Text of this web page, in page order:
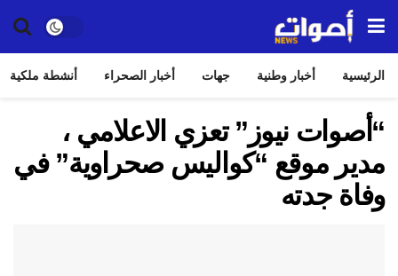
الرئيسية أخبار وطنية جهات أخبار الصحراء أنشطة ملكية
“أصوات نيوز” تعزي الاعلامي ،
مدير موقع “كواليس صحراوية” في
وفاة جدته